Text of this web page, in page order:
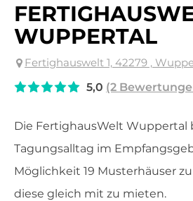
WUPPERTAL
Fertighauswelt 1, 42279 ,
5,0 (2
Die FertighausWelt Wuppertal
Tagungsalltag im
Möglichkeit 19 Musterhäuser
diese gleich mit zu mieten.